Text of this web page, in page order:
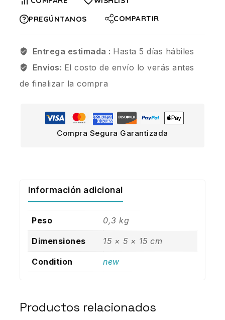
PREGÚNTANOS
COMPARTIR
Entrega estimada : Hasta 5 días hábiles
Envíos: El costo de envío lo verás antes
de finalizar la compra
Compra Segura Garantizada
Información adicional
Peso 0,3 kg
Dimensiones 15 × 5 × 15 cm
Condition new
Productos relacionados